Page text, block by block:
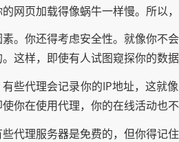
网页加载得像蜗牛一样慢。所以
。你还得考虑安全性。就像你不
这样，即使有人试图窥探你的数
些代理会记录你的IP地址，这就
你在使用代理，你的在线活动也
代理服务器是免费的，但你得记